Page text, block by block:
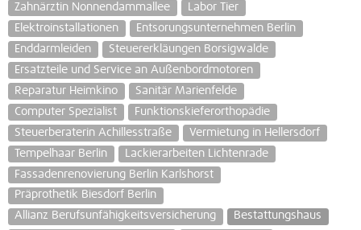
Zahnärztin Nonnendammallee
Labor Tier
Elektroinstallationen
Entsorungsunternehmen Berlin
Enddarmleiden
Steuererkläungen Borsigwalde
Ersatzteile und Service an Außenbordmotoren
Reparatur Heimkino
Sanitär Marienfelde
Computer Spezialist
Funktionskieferorthopädie
Steuerberaterin Achillesstraße
Vermietung in Hellersdorf
Tempelhaar Berlin
Lackierarbeiten Lichtenrade
Fassadenrenovierung Berlin Karlshorst
Präprothetik Biesdorf Berlin
Allianz Berufsunfähigkeitsversicherung
Bestattungshaus